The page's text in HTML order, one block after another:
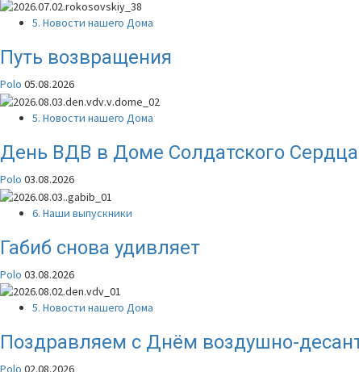
5. Новости нашего Дома
Путь возвращения
Polo 05.08.2026
5. Новости нашего Дома
День ВДВ в Доме Солдатского Сердца
Polo 03.08.2026
6. Наши выпускники
Габиб снова удивляет
Polo 03.08.2026
5. Новости нашего Дома
Поздравляем с Днём воздушно-
Polo 02.08.2026